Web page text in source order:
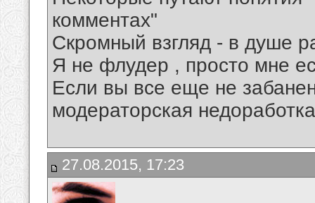
комментах"
Скромный взгляд - в душе
Я не флудер , просто мне
Если вы все еще не
модераторская
27.08.2015, 17:23